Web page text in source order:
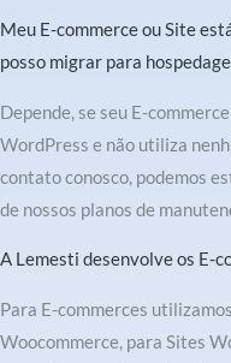
Meu E-commerce ou Site
posso migrar para
Depende, se seu E-
WordPress e não utiliza
contato conosco, podemos
de nossos planos de
A Lemesti desenvolve os E-
Para E-commerces
Woocommerce, para Sites